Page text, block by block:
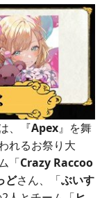
、『Apex』を舞
れるお祭り大
「Crazy Raccoo
どさん、「ぶいす